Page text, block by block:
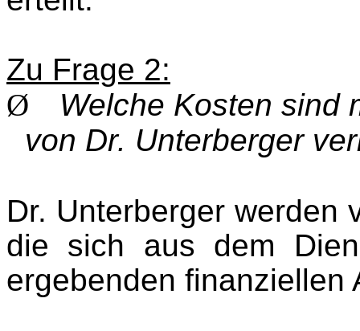
Zu Frage 2:
Ø
Welche Kosten sind
von Dr. Unterberger
Dr. Unterberger werden
die sich aus dem
ergebenden finanziellen